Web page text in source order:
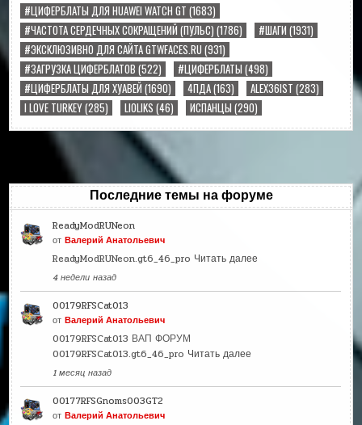
#ЦИФЕРБЛАТЫ ДЛЯ HUAWEI WATCH GT (1683)
#ЧАСТОТА СЕРДЕЧНЫХ СОКРАЩЕНИЙ (ПУЛЬС) (1786) #ШАГИ (1931)
#ЭКСКЛЮЗИВНО ДЛЯ САЙТА GTWFACES.RU (931)
#ЗАГРУЗКА ЦИФЕРБЛАТОВ (522) #ЦИФЕРБЛАТЫ (498)
#ЦИФЕРБЛАТЫ ДЛЯ ХУАВЕЙ (1690) 4ПДА(163) ALEX36IST (283)
I LOVE TURKEY(285) LIOLIKS (46) ИСПАНЦЫ (290)
Последние темы на форуме
ReadyModRUNeon
отВалерий Анатольевич
ReadyModRUNeon.gt6_46_pro Читать далее
4 недели назад
00179RFSCat013
отВалерий Анатольевич
00179RFSCat013 ВАП ФОРУМ
00179RFSCat013.gt6_46_pro Читать далее
1 месяц назад
00177RFSGnoms003GT2
отВалерий Анатольевич